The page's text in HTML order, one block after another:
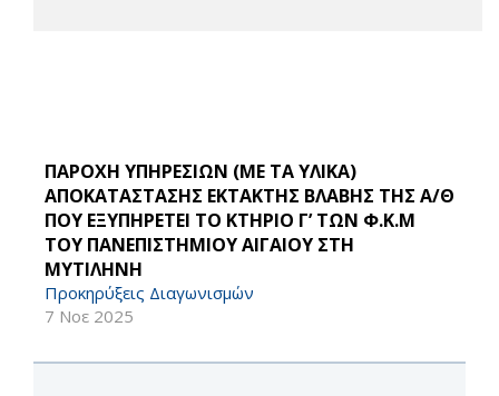
ΠΑΡΟΧΗ ΥΠΗΡΕΣΙΩΝ (ΜΕ ΤΑ ΥΛΙΚΑ)
ΑΠΟΚΑΤΑΣΤΑΣΗΣ ΕΚΤΑΚΤΗΣ ΒΛΑΒΗΣ ΤΗΣ Α/Θ
ΠΟΥ ΕΞΥΠΗΡΕΤΕΙ ΤΟ ΚΤΗΡΙΟ Γ’ ΤΩΝ Φ.Κ.Μ
ΤΟΥ ΠΑΝΕΠΙΣΤΗΜΙΟΥ ΑΙΓΑΙΟΥ ΣΤΗ
ΜΥΤΙΛΗΝΗ
Προκηρύξεις Διαγωνισμών
7 Νοε 2025